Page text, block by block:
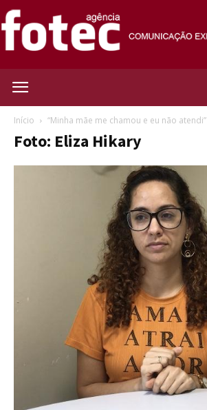
Início “Minha mãe me chamou e eu não atendi”
Foto: Eliza Hikary